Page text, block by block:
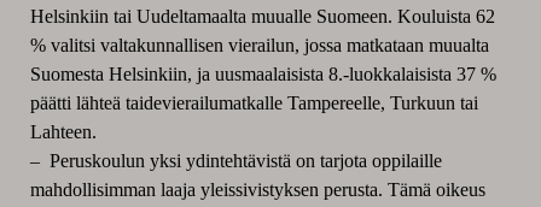
Helsinkiin tai Uudeltamaalta muualle Suomeen. Kouluista 62
% valitsi valtakunnallisen vierailun, jossa matkataan muualta
Suomesta Helsinkiin, ja uusmaalaisista 8.-luokkalaisista 37 %
päätti lähteä taidevierailumatkalle Tampereelle, Turkuun tai
Lahteen.
– Peruskoulun yksi ydintehtävistä on tarjota oppilaille
mahdollisimman laaja yleissivistyksen perusta. Tämä oikeus